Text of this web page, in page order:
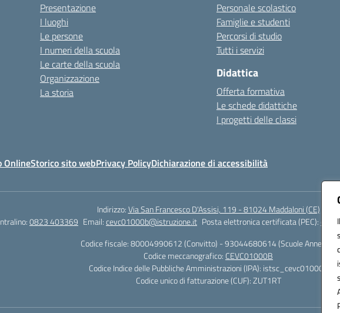
Presentazione
I luoghi
Le persone
I numeri della scuola
Le carte della scuola
Organizzazione
La storia
Personale scolastico
Famiglie e studenti
Percorsi di studio
Tutti i servizi
Didattica
Offerta formativa
Le schede didattiche
I progetti delle classi
OnlineStorico sito webPrivacy PolicyDichiarazione di accessibilità
Indirizzo:Via San Francesco D'Assisi, 119 - 81024 Maddaloni (CE)
0823 403369 Email:cevc01000b@istruzione.it Posta elettronica certificata (PEC):
Codice fiscale: 80004990612 (Convitto) - 93044680614 (Scuole Annesse)
Codice meccanografico: CEVC01000B
Codice Indice delle Pubbliche Amministrazioni (IPA): istsc_cevc01000b
Codice unico di fatturazione (CUF): ZUT1RT